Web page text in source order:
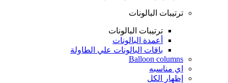
ترتيبات البالونات
ترتيبات البالونات
أعمدة البالونات
باقات البالونات علي الطاولة
Balloon columns
اي مناسبه
إظهار الكل